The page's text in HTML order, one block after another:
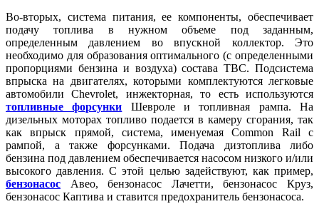
Во-вторых, система питания, ее компоненты, обеспечивает
подачу топлива в нужном объеме под заданным,
определенным давлением во впускной коллектор. Это
необходимо для образования оптимального (с определенными
пропорциями бензина и воздуха) состава ТВС. Подсистема
впрыска на двигателях, которыми комплектуются легковые
автомобили Chevrolet, инжекторная, то есть используются
топливные форсунки
Шевроле и топливная рампа. На
дизельных моторах топливо подается в камеру сгорания, так
как впрыск прямой, система, именуемая Common Rail с
рампой, а также форсунками. Подача дизтоплива либо
бензина под давлением обеспечивается насосом низкого и/или
высокого давления. С этой целью задействуют, как пример,
бензонасос Авео, бензонасос Лачетти, бензонасос Круз,
бензонасос Каптива и ставится предохранитель бензонасоса.